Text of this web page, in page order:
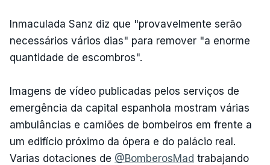
Inmaculada Sanz diz que "provavelmente serão
necessários vários dias" para remover "a enorme
quantidade de escombros".
Imagens de vídeo publicadas pelos serviços de
emergência da capital espanhola mostram várias
ambulâncias e camiões de bombeiros em frente a
um edifício próximo da ópera e do palácio real.
Varias dotaciones de @BomberosMad trabajando